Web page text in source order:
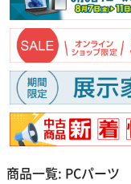
商品一覧: PCパーツ